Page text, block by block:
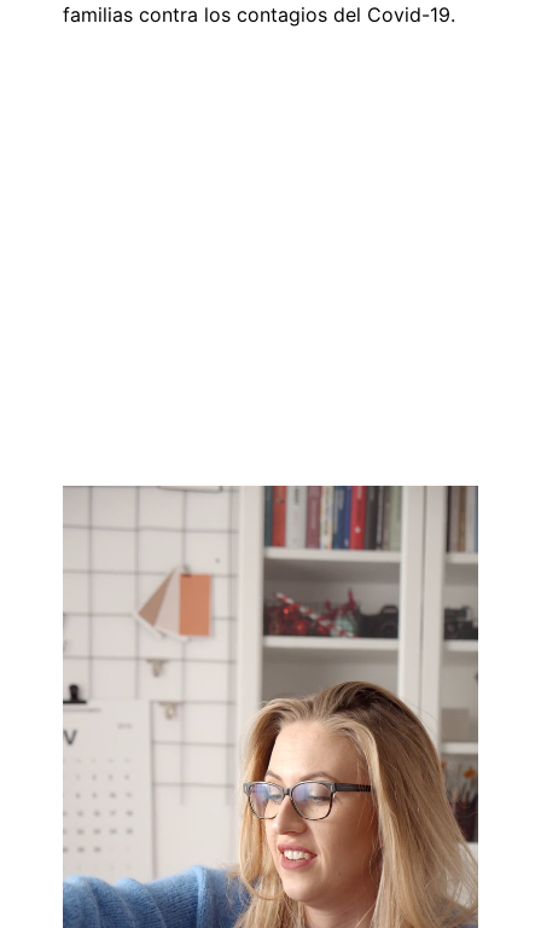
familias contra los contagios del Covid-19.